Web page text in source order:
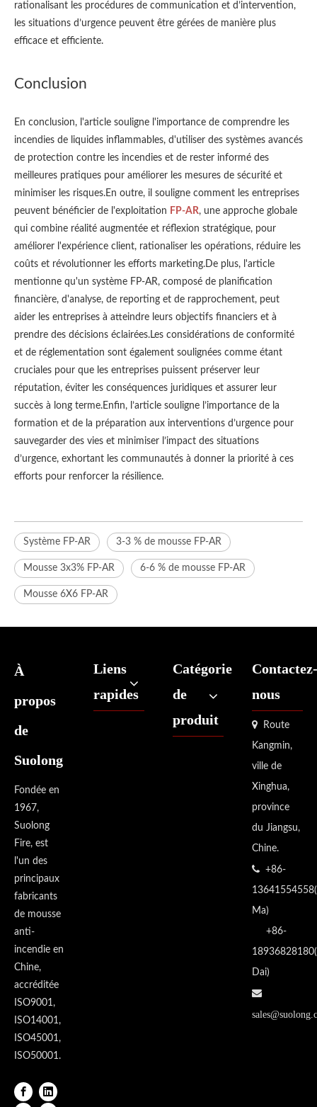
rationalisant les procédures de communication et d’intervention,
les situations d’urgence peuvent être gérées de manière plus
efficace et efficiente.
Conclusion
En conclusion, l'article souligne l'importance de comprendre les
incendies de liquides inflammables, d'utiliser des systèmes avancés
de protection contre les incendies et de rester informé des
meilleures pratiques pour améliorer les mesures de sécurité et
minimiser les risques.En outre, il souligne comment les entreprises
peuvent bénéficier de l'exploitation FP-AR, une approche globale
qui combine réalité augmentée et réflexion stratégique, pour
améliorer l'expérience client, rationaliser les opérations, réduire les
coûts et révolutionner les efforts marketing.De plus, l'article
mentionne qu'un système FP-AR, composé de planification
financière, d'analyse, de reporting et de rapprochement, peut
aider les entreprises à atteindre leurs objectifs financiers et à
prendre des décisions éclairées.Les considérations de conformité
et de réglementation sont également soulignées comme étant
cruciales pour que les entreprises puissent préserver leur
réputation, éviter les conséquences juridiques et assurer leur
succès à long terme.Enfin, l’article souligne l’importance de la
formation et de la préparation aux interventions d’urgence pour
sauvegarder des vies et minimiser l’impact des situations
d’urgence, exhortant les communautés à donner la priorité à ces
efforts pour renforcer la résilience.
Système FP-AR 3-3 % de mousse FP-AR
Mousse 3x3% FP-AR 6-6 % de mousse FP-AR
Mousse 6X6 FP-AR
À
propos
de
Suolong
Fondée en
1967,
Suolong
Fire, est
l'un des
principaux
fabricants
de mousse
anti-
incendie en
Chine,
accréditée
ISO9001,
ISO14001,
ISO45001,
ISO50001.
Liens
rapides
Catégorie
de
produit
Contactez-
nous
 Route
Kangmin,
ville de
Xinghua,
province
du Jiangsu,
Chine.
 +86-
Ma)
+86-
Dai)
